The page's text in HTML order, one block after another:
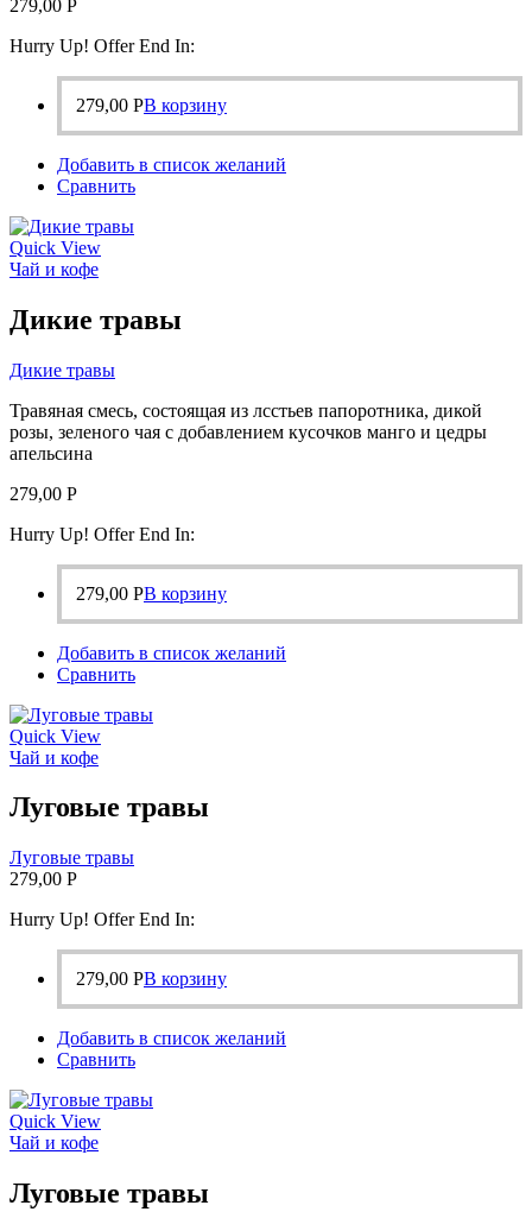
279,00 Р
Hurry Up! Offer End In:
279,00 РВ корзину
Добавить в список желаний
Сравнить
Quick View
Чай и кофе
Дикие травы
Дикие травы
Травяная смесь, состоящая из лсстьев папоротника, дикой
розы, зеленого чая с добавлением кусочков манго и цедры
апельсина
279,00 Р
Hurry Up! Offer End In:
279,00 РВ корзину
Добавить в список желаний
Сравнить
Quick View
Чай и кофе
Луговые травы
Луговые травы
279,00 Р
Hurry Up! Offer End In:
279,00 РВ корзину
Добавить в список желаний
Сравнить
Quick View
Чай и кофе
Луговые травы